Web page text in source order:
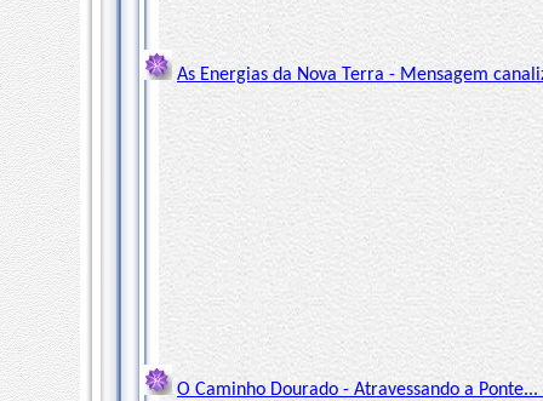
As Energias da Nova Terra - Mensagem
O Caminho Dourado - Atravessando a